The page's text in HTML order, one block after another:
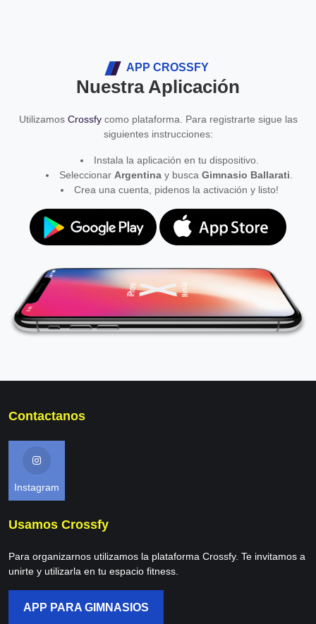
APP CROSSFY
Nuestra Aplicación
Utilizamos Crossfycomo plataforma. Para registrarte sigue las
siguientes instrucciones:
Instala la aplicación en tu dispositivo.
Seleccionar Argentina y busca Gimnasio Ballarati
Crea una cuenta, pidenos la activación y listo!
Contactanos
Instagram
Usamos Crossfy
Para organizarnos utilizamos la plataforma Crossfy. Te invitamos a
unirte y utilizarla en tu espacio fitness.
APP PARA GIMNASIOS